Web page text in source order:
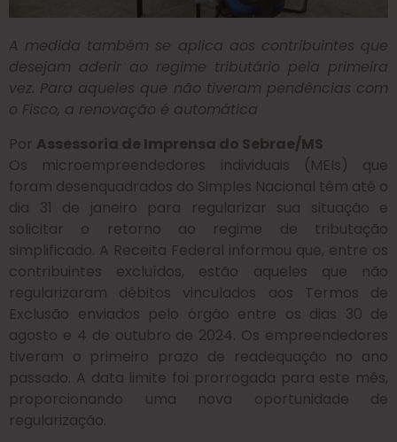
A medida também se aplica aos contribuintes que
desejam aderir ao regime tributário pela primeira
vez. Para aqueles que não tiveram pendências com
o Fisco, a renovação é automática
Por Assessoria de Imprensa do Sebrae/MS
Os microempreendedores individuais (MEIs) que
foram desenquadrados do Simples Nacional têm até o
dia 31 de janeiro para regularizar sua situação e
solicitar o retorno ao regime de tributação
simplificado. A Receita Federal informou que, entre os
contribuintes excluídos, estão aqueles que não
regularizaram débitos vinculados aos Termos de
Exclusão enviados pelo órgão entre os dias 30 de
agosto e 4 de outubro de 2024. Os empreendedores
tiveram o primeiro prazo de readequação no ano
passado. A data limite foi prorrogada para este mês,
proporcionando uma nova oportunidade de
regularização.